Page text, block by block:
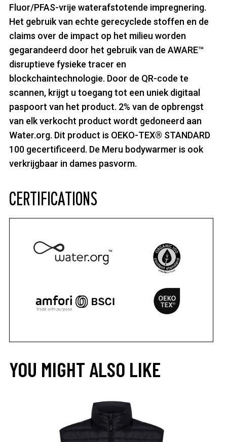
Fluor/PFAS-vrije waterafstotende impregnering.
Het gebruik van echte gerecyclede stoffen en de
claims over de impact op het milieu worden
gegarandeerd door het gebruik van de AWARE™
disruptieve fysieke tracer en
blockchaintechnologie. Door de QR-code te
scannen, krijgt u toegang tot een uniek digitaal
paspoort van het product. 2% van de opbrengst
van elk verkocht product wordt gedoneerd aan
Water.org. Dit product is OEKO-TEX® STANDARD
100 gecertificeerd. De Meru bodywarmer is ook
verkrijgbaar in dames pasvorm.
CERTIFICATIONS
YOU MIGHT ALSO LIKE